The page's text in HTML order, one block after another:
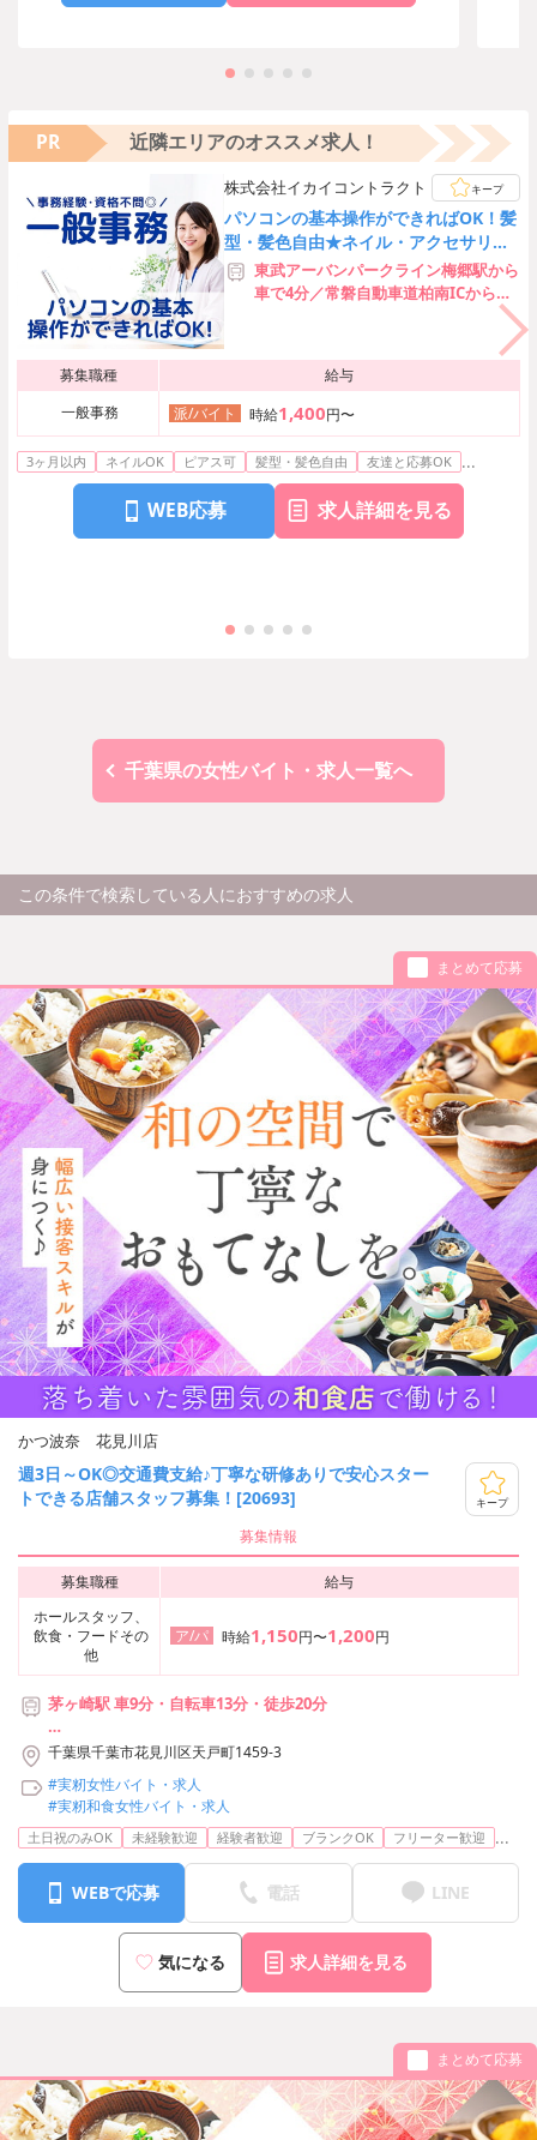
PR 近隣エリアのオススメ求人！
株式会社イカイコントラクト キープ
パソコンの基本操作ができればOK！髪
型・髪色自由★ネイル・アクセサリー
OK★オフィスカジュアルOK★
東武アーバンパークライン梅郷駅から
車で4分／常磐自動車道柏南ICから車
募集職種
給与
一般事務
派/バイト 時給1,400円〜
3ヶ月以内 ネイルOK ピアス可 髪型・髪色自由 友達と応募OK ...
WEB応募 求人詳細を見る
千葉県の女性バイト・求人一覧へ
この条件で検索している人におすすめの求人
まとめて応募
かつ波奈 花見川店
週3日～OK◎交通費支給♪丁寧な研修ありで安心スター
トできる店舗スタッフ募集！[20693]
キープ
募集情報
募集職種
給与
ホールスタッフ、
飲食・フードその
他
ア/パ 時給1,150円〜1,200円
茅ヶ崎駅 車9分・自転車13分・徒歩20分
【利用可能な路線】
・JR相模線 茅ヶ崎駅
千葉県千葉市花見川区天戸町1459-3
#実籾女性バイト・求人
#実籾和食女性バイト・求人
土日祝のみOK 未経験歓迎 経験者歓迎 ブランクOK フリーター歓迎 ...
WEBで応募 電話 LINE
気になる 求人詳細を見る
まとめて応募